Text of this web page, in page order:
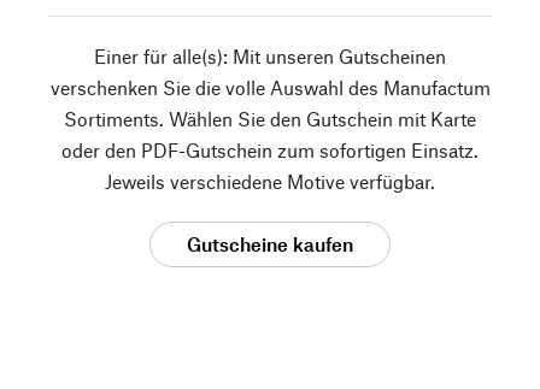
Einer für alle(s): Mit unseren Gutscheinen
verschenken Sie die volle Auswahl des Manufactum
Sortiments. Wählen Sie den Gutschein mit Karte
oder den PDF-Gutschein zum sofortigen Einsatz.
Jeweils verschiedene Motive verfügbar.
Gutscheine kaufen